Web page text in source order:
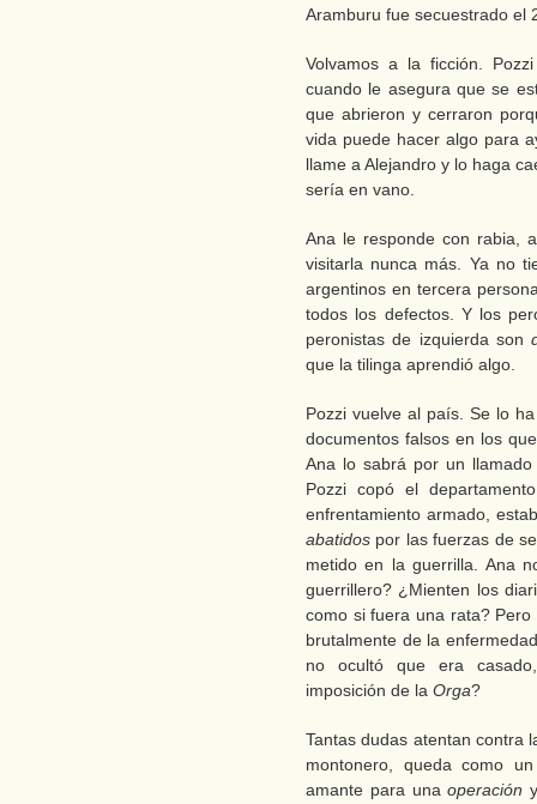
Aramburu fue secuestrado el
Volvamos a la ficción.
cuando le asegura que se
que abrieron y cerraron
vida puede hacer algo para
llame a Alejandro y lo haga
sería en vano.
Ana le responde con rabia,
visitarla nunca más. Ya no
argentinos en tercera
todos los defectos. Y los
peronistas de izquierda son
que la tilinga aprendió algo.
Pozzi vuelve al país. Se lo
documentos falsos en los
Ana lo sabrá por un
Pozzi copó el
enfrentamiento armado,
abatidos por las fuerzas de
metido en la guerrilla. Ana
guerrillero? ¿Mienten los
como si fuera una rata?
brutalmente de la
no ocultó que era
imposición de la Orga?
Tantas dudas atentan contra
montonero, queda como
amante para unaoperación